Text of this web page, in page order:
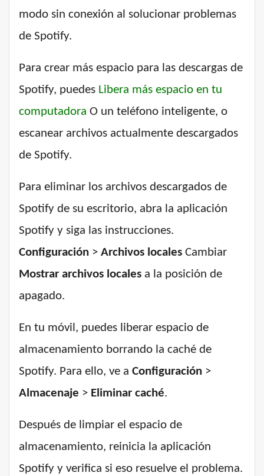
modo sin conexión al solucionar problemas
de Spotify.
Para crear más espacio para las descargas de
Spotify, puedes Libera más espacio en tu
computadora O un teléfono inteligente, o
escanear archivos actualmente descargados
de Spotify.
Para eliminar los archivos descargados de
Spotify de su escritorio, abra la aplicación
Spotify y siga las instrucciones.
Configuración > Archivos locales Cambiar
Mostrar archivos locales a la posición de
apagado.
En tu móvil, puedes liberar espacio de
almacenamiento borrando la caché de
Spotify. Para ello, ve a Configuración >
Almacenaje > Eliminar caché.
Después de limpiar el espacio de
almacenamiento, reinicia la aplicación
Spotify y verifica si eso resuelve el problema.